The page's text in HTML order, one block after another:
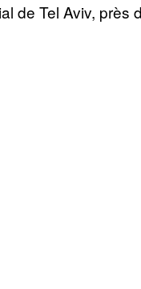
de Tel Aviv, près